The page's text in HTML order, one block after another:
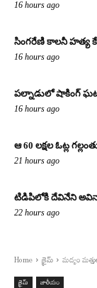
16 hours ago
సింగరేణి కాలనీ హత్య
16 hours ago
పల్నాడులో షాకింగ్
16 hours ago
ఆ 60 లక్షల ఓట్ల
21 hours ago
టిడిపిలోకి దేవినేని
22 hours ago